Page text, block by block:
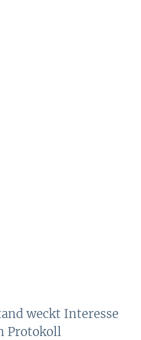
weckt Interesse
Protokoll